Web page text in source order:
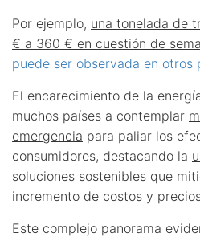
Por ejemplo, una tonelada de
€ a 360 € en cuestión de
puede ser observada en otros
El encarecimiento de la
muchos países a contemplar
emergencia para paliar los
consumidores, destacando la
soluciones sostenibles que
incremento de costos y
Este complejo panorama